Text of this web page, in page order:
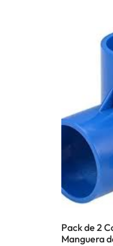
Pack de 2
Manguera